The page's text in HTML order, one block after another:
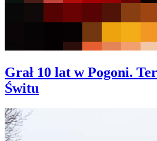
Grał 10 lat w Pogoni.
Świtu